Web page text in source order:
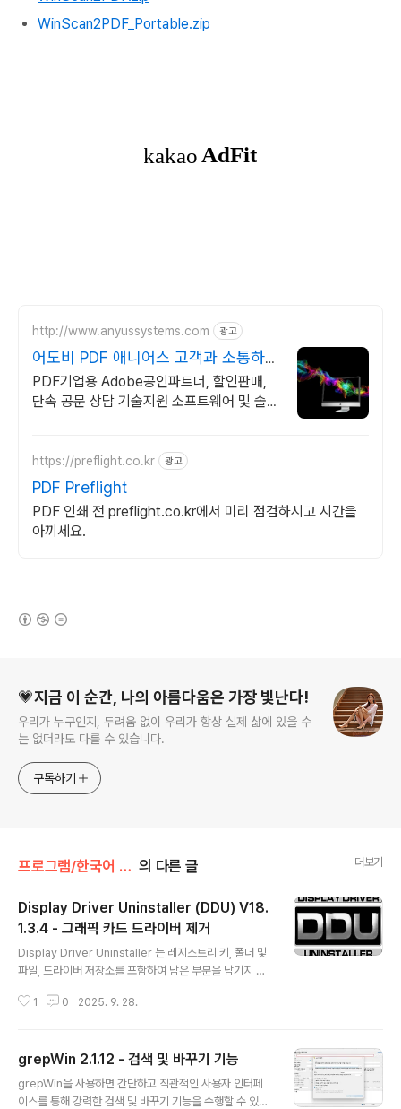
WinScan2PDF_Portable.zip
http://www.anyussystems.com 광고
어도비 PDF 애니어스 고객과 소통하는
IT 파트너
PDF기업용 Adobe공인파트너, 할인판매,
단속 공문 상담 기술지원 소프트웨어 및 솔루
https://preflight.co.kr 광고
PDF Preflight
PDF 인쇄 전 preflight.co.kr에서 미리 점검하시고 시간을
아끼세요.
💗지금 이 순간, 나의 아름다움은 가장 빛난다!
우리가 누구인지, 두려움 없이 우리가 항상 실제 삶에 있을 수
는 없더라도 다를 수 있습니다.
구독하기
프로그램/한국어 패치 의 다른 글 더보기
Display Driver Uninstaller (DDU) V18.
1.3.4 - 그래픽 카드 드라이버 제거
Display Driver Uninstaller 는 레지스트리 키, 폴더 및
파일, 드라이버 저장소를 포함하여 남은 부분을 남기지 않
키지를 완전히 제거하는데 도움이 되는 드라이버 제거 유
이버 제거 프로그램은 표준 드라이버 제거에 실패한 경우
또는 어쨌든 NVIDIA 및 ATI 비디오 카드 드라이버를 완전
히 삭제해야 할 때 사용하도록 설계되었습니다. 권장 사용
1 0 2025. 9. 28.
grepWin 2.1.12 - 검색 및 바꾸기 기능
grepWin을 사용하면 간단하고 직관적인 사용자 인터페
이스를 통해 강력한 검색 및 바꾸기 기능을 수행할 수 있습